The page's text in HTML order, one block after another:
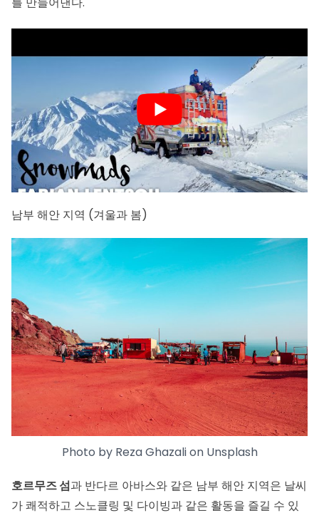
남부 해안 지역 (겨울과 봄)
Photo by Reza Ghazalion Unsplash
호르무즈 섬과 반다르 아바스와 같은 남부 해안 지역은 날씨
가 쾌적하고 스노클링 및 다이빙과 같은 활동을 즐길 수 있